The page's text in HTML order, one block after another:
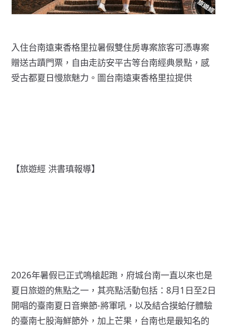
入住台南遠東香格里拉暑假雙住房專案旅客可憑專案
贈送古蹟門票，自由走訪安平古等台南經典景點，感
受古都夏日慢旅魅力。圖台南遠東香格里拉提供
【旅遊經 洪書瑱報導】
2026年暑假已正式鳴槍起跑，府城台南一直以來也是
夏日旅遊的焦點之一，其亮點活動包括：8月1日至2日
開唱的臺南夏日音樂節-將軍吼，以及結合摸蛤仔體驗
的臺南七股海鮮節外，加上芒果，台南也是最知名的